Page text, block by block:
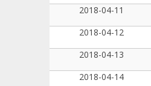
2018-04-11
2018-04-12
2018-04-13
2018-04-14